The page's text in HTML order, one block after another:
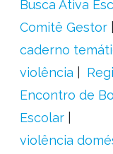
Busca Ativa
Comitê Gestor
caderno
violência
Encontro de
Escolar
violência